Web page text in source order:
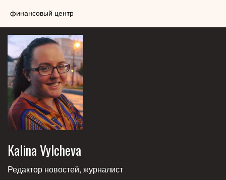
финансовый центр
Kalina Vylcheva
Редактор новостей, журналист